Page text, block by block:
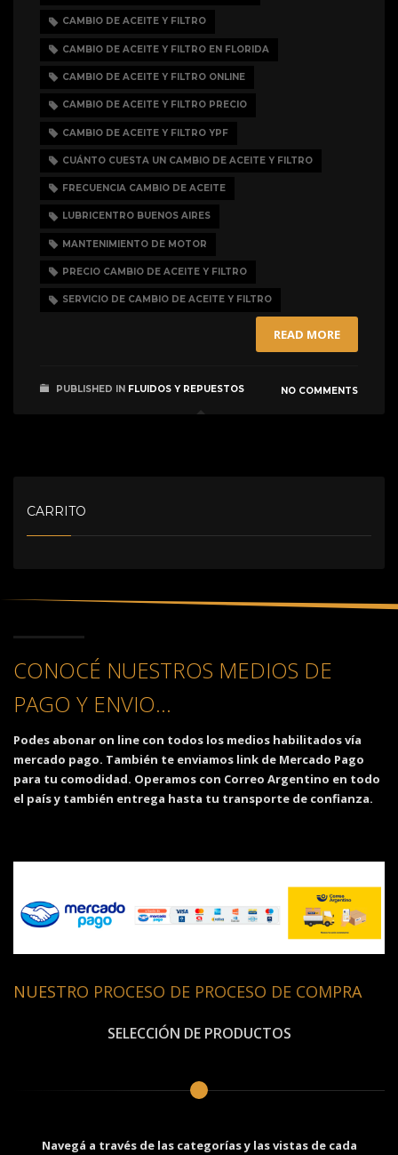
CAMBIO DE ACEITE Y FILTRO
CAMBIO DE ACEITE Y FILTRO EN FLORIDA
CAMBIO DE ACEITE Y FILTRO ONLINE
CAMBIO DE ACEITE Y FILTRO PRECIO
CAMBIO DE ACEITE Y FILTRO YPF
CUÁNTO CUESTA UN CAMBIO DE ACEITE Y FILTRO
FRECUENCIA CAMBIO DE ACEITE
LUBRICENTRO BUENOS AIRES
MANTENIMIENTO DE MOTOR
PRECIO CAMBIO DE ACEITE Y FILTRO
SERVICIO DE CAMBIO DE ACEITE Y FILTRO
READ MORE
PUBLISHED IN FLUIDOS Y REPUESTOS NO COMMENTS
CARRITO
CONOCÉ NUESTROS MEDIOS DE
PAGO Y ENVIO...
Podes abonar on line con todos los medios habilitados vía
mercado pago. También te enviamos link de Mercado Pago
para tu comodidad. Operamos con Correo Argentino en todo
el país y también entrega hasta tu transporte de confianza.
NUESTRO PROCESO DE PROCESO DE COMPRA
SELECCIÓN DE PRODUCTOS
Navegá a través de las categorías y las vistas de cada